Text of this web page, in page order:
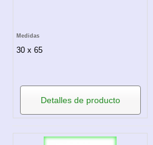
Medidas
30 x 65
Detalles de producto